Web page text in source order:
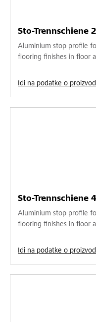
Sto-Trennschiene
Aluminium stop profile
flooring finishes in floor
Idi na podatke o
Sto-Trennschiene
Aluminium stop profile
flooring finishes in floor
Idi na podatke o